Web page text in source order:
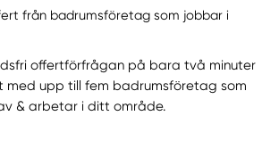
från badrumsföretag som jobbar i
offertförfrågan på bara två minuter
med upp till fem badrumsföretag som
& arbetar i ditt område.